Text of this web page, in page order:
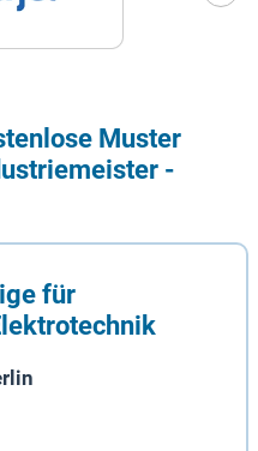
Muster
-
für